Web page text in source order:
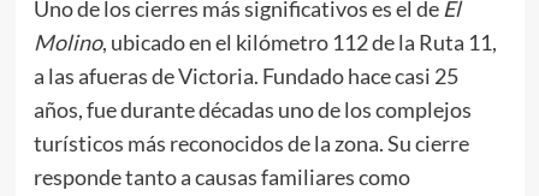
Uno de los cierres más significativos es el deEl
Molino, ubicado en el kilómetro 112 de la Ruta 11,
a las afueras de Victoria. Fundado hace casi 25
años, fue durante décadas uno de los complejos
turísticos más reconocidos de la zona. Su cierre
responde tanto a causas familiares como